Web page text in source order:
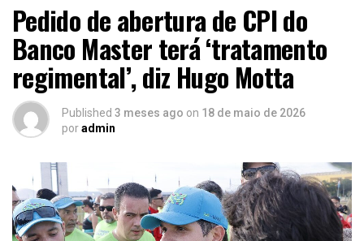
Pedido de abertura de CPI do
Banco Master terá ‘tratamento
regimental’, diz Hugo Motta
Published 3 meses ago on 18 de maio de 2026
poradmin